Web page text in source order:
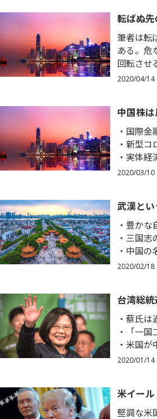
転ばぬ先
筆者は転
ある。危
回転させ
2020/04/14
中国株
国際金
新型コ
実体経
2020/03/10
武漢とい
豊かな
三国志
中国の
2020/02/18
台湾総
蔡氏は
「一
米国が
2020/01/14
米イー
堅調な米